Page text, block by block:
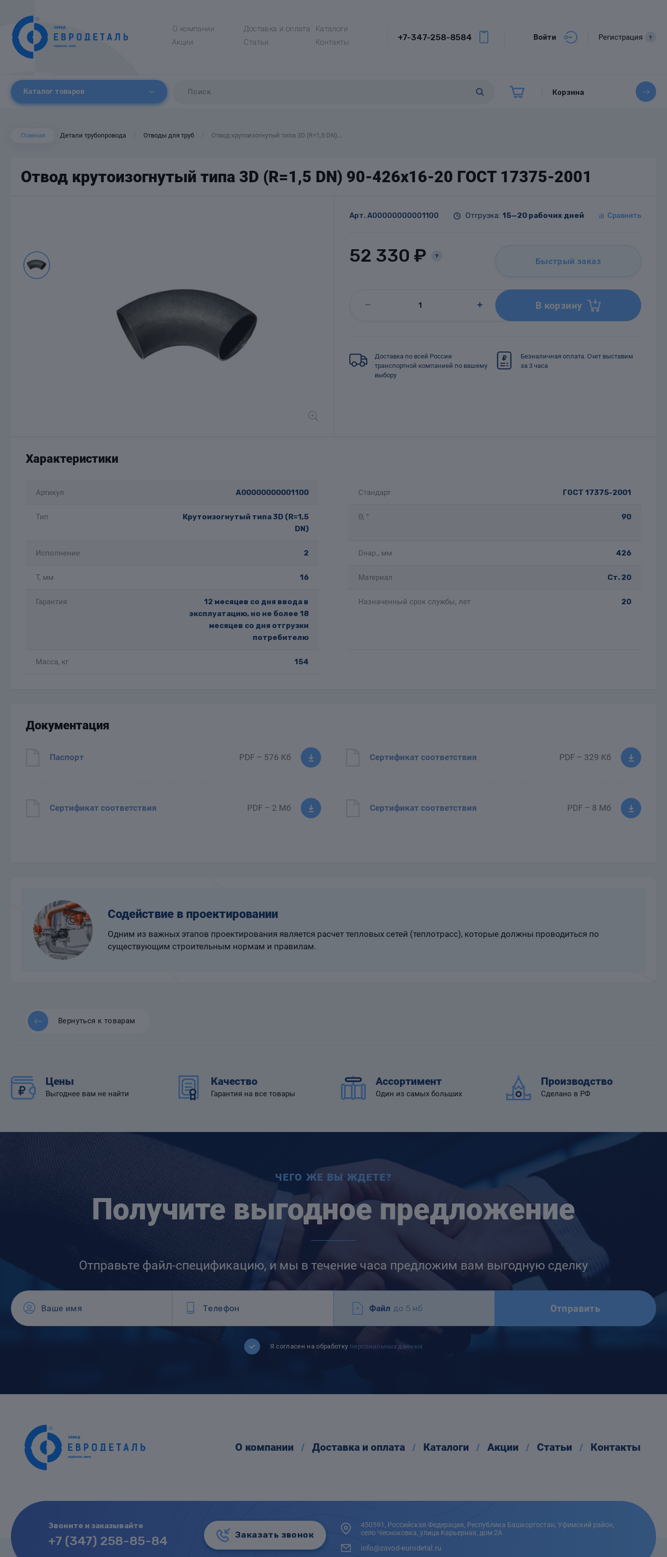
О компании Доставка и оплата
Каталоги
Акции
Статьи Контакты
+7-347-258-8584 Войти Регистрация ?
Каталог товаров Корзина
Главная Детали трубопровода Отводы для труб Отвод крутоизогнутый типа 3D (R=1,5 DN)...
Отвод крутоизогнутый типа 3D (R=1,5 DN) 90-426х16-20 ГОСТ 17375-2001
Арт. A00000000001100 Отгрузка: 15—20 рабочих дней
52 330 ₽ ? Быстрый заказ
В корзину
Доставка по всей России
транспортной компанией по вашему
выбору
Безналичная оплата. Счет выставим
за 3 часа
Характеристики
Артикул A00000000001100 Стандарт ГОСТ 17375-2001
Тип
Крутоизогнутый типа 3D (R=1,5
DN)
Θ, ° 90
Исполнение 2 Dнар., мм 426
T, мм 16 Материал Ст. 20
Гарантия
12 месяцев со дня ввода в
эксплуатацию, но не более 18
месяцев со дня отгрузки
потребителю
Назначенный срок службы, лет 20
Масса, кг 154
Документация
Паспорт PDF – 576 Кб Сертификат соответствия PDF – 329 Кб
Сертификат соответствия PDF – 2 Мб Сертификат соответствия PDF – 8 Мб
Содействие в проектировании
Одним из важных этапов проектирования является расчет тепловых сетей (теплотрасс), которые должны проводиться по
существующим строительным нормам и правилам.
Вернуться к товарам
Цены
Выгоднее вам не найти
Качество
Гарантия на все товары
Ассортимент
Один из самых больших
Производство
Сделано в РФ
ЧЕГО ЖЕ ВЫ ЖДЕТЕ?
Получите выгодное предложение
Отправьте файл-спецификацию, и мы в течение часа предложим вам выгодную сделку
Файл до 5 мб Отправить
Я согласен на обработку персональных данных
О компании Доставка и оплата Каталоги Акции Статьи Контакты
Звоните и заказывайте
+7 (347) 258-85-84 Заказать звонок
450591, Российская Федерация, Республика Башкортостан, Уфимский район,
село Чесноковка, улица Карьерная, дом 2А
info@zavod-eurodetal.ru